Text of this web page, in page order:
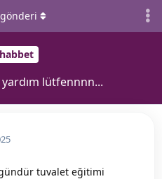
lütfennnn...
gönderi
gündür tuvalet eğitimi